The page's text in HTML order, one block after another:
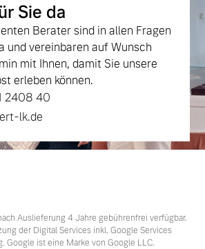
Sie da
Berater sind in allen Fragen
und vereinbaren auf Wunsch
mit Ihnen, damit Sie unsere
erleben können.
2408 40
lk.de
Auslieferung 4 Jahre gebührenfrei verfügbar.
der Digital Services inkl. Google Services
Google ist eine Marke von Google LLC.